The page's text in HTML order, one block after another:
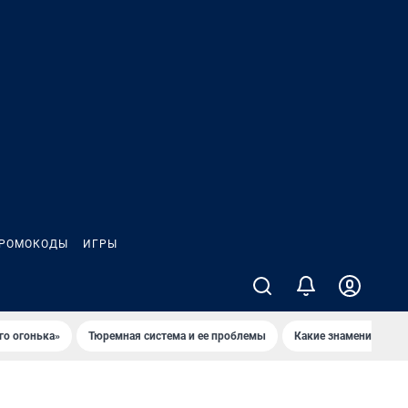
ИГРЫ
огонька» Тюремная система и ее проблемы Какие знаменитости